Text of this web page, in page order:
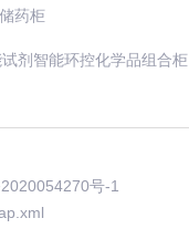
药柜
剂智能环控化学品组合柜
号-1